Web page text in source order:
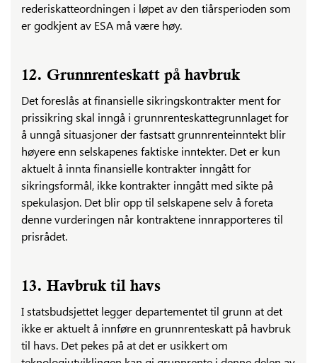
rederiskatteordningen i løpet av den tiårsperioden som
er godkjent av ESA må være høy.
12. Grunnrenteskatt på havbruk
Det foreslås at finansielle sikringskontrakter ment for
prissikring skal inngå i grunnrenteskattegrunnlaget for
å unngå situasjoner der fastsatt grunnrenteinntekt blir
høyere enn selskapenes faktiske inntekter. Det er kun
aktuelt å innta finansielle kontrakter inngått for
sikringsformål, ikke kontrakter inngått med sikte på
spekulasjon. Det blir opp til selskapene selv å foreta
denne vurderingen når kontraktene innrapporteres til
prisrådet.
13. Havbruk til havs
I statsbudsjettet legger departementet til grunn at det
ikke er aktuelt å innføre en grunnrenteskatt på havbruk
til havs. Det pekes på at det er usikkert om